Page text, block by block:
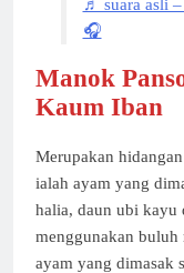
♬ suara asli
🎧
Manok
Kaum Iban
Merupakan
ialah ayam yang
halia, daun ubi kayu
menggunakan buluh
ayam yang dimasak